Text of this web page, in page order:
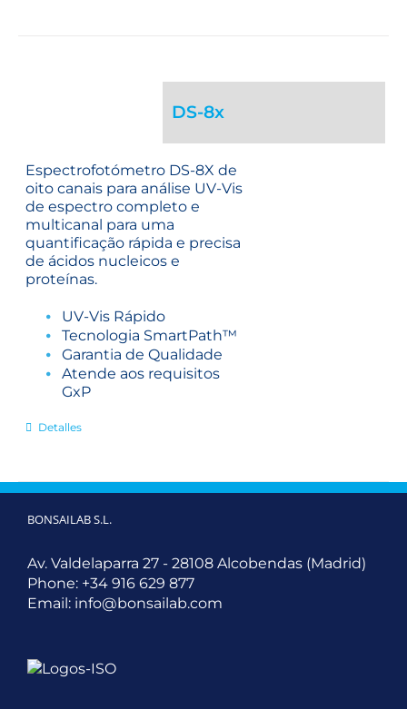
DS-8x
Espectrofotómetro DS-8X de
oito canais para análise UV-Vis
de espectro completo e
multicanal para uma
quantificação rápida e precisa
de ácidos nucleicos e
proteínas.
UV-Vis Rápido
Tecnologia SmartPath™
Garantia de Qualidade
Atende aos requisitos
GxP
Detalles
BONSAILAB S.L.
Av. Valdelaparra 27 - 28108 Alcobendas (Madrid)
Phone: +34 916 629 877
Email: info@bonsailab.com